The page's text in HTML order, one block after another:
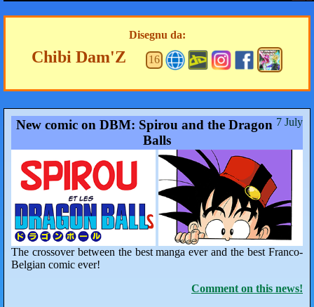
Disegnu da:
Chibi Dam'Z 16
7 July
New comic on DBM: Spirou and the Dragon
Balls
The crossover between the best manga ever and the best Franco-
Belgian comic ever!
Comment on this news!